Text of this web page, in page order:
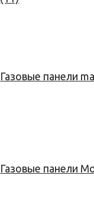
Газовые панели
Газовые панели